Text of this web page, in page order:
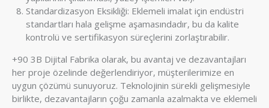
Standardizasyon Eksikliği: Eklemeli imalat için endüstri
standartları hala gelişme aşamasındadır, bu da kalite
kontrolü ve sertifikasyon süreçlerini zorlaştırabilir.
+90 3B Dijital Fabrika olarak, bu avantaj ve dezavantajları
her proje özelinde değerlendiriyor, müşterilerimize en
uygun çözümü sunuyoruz. Teknolojinin sürekli gelişmesiyle
birlikte, dezavantajların çoğu zamanla azalmakta ve eklemeli